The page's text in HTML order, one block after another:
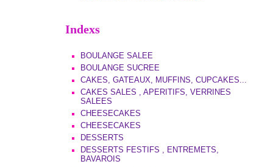
Indexs
BOULANGE SALEE
BOULANGE SUCREE
CAKES, GATEAUX, MUFFINS, CUPCAKES...
CAKES SALES , APERITIFS, VERRINES
SALEES
CHEESECAKES
CHEESECAKES
DESSERTS
DESSERTS FESTIFS , ENTREMETS,
BAVAROIS